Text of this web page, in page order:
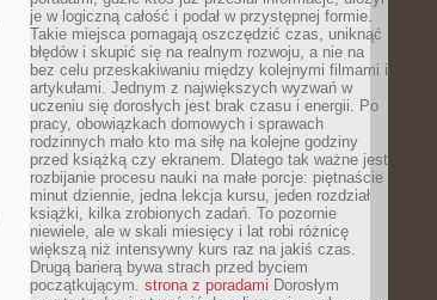
je w logiczną całość i podał w przystępnej formie.
Takie miejsca pomagają oszczędzić czas, uniknąć
błędów i skupić się na realnym rozwoju, a nie na
bez celu przeskakiwaniu między kolejnymi filmami i
artykułami. Jednym z największych wyzwań w
uczeniu się dorosłych jest brak czasu i energii. Po
pracy, obowiązkach domowych i sprawach
rodzinnych mało kto ma siłę na kolejne godziny
przed książką czy ekranem. Dlatego tak ważne jest
rozbijanie procesu nauki na małe porcje: piętnaście
minut dziennie, jedna lekcja kursu, jeden rozdział
książki, kilka zrobionych zadań. To pozornie
niewiele, ale w skali miesięcy i lat robi różnicę
większą niż intensywny kurs raz na jakiś czas.
Drugą barierą bywa strach przed byciem
początkującym. strona z poradami Dorosłym